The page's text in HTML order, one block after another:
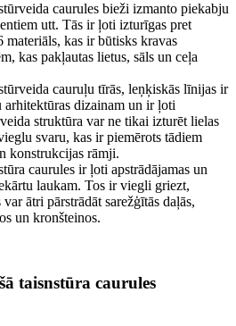
caurules bieži izmanto piekabju
utt. Tās ir ļoti izturīgas pret
kas ir būtisks kravas
kas pakļautas lietus, sāls un ceļa
cauruļu tīrās, leņķiskās līnijas ir
arhitektūras dizainam un ir ļoti
struktūra var ne tikai izturēt lielas
svaru, kas ir piemērots tādiem
konstrukcijas rāmji.
caurules ir ļoti apstrādājamas un
laukam. Tos ir viegli griezt,
ātri pārstrādāt sarežģītās daļās,
un kronšteinos.
taisnstūra caurules